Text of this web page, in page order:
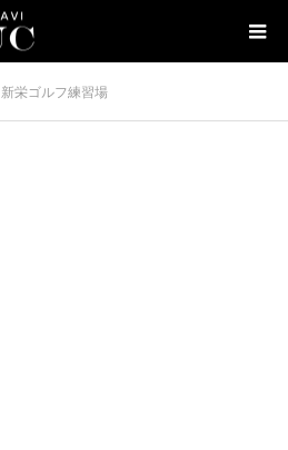
新栄ゴルフ練習場